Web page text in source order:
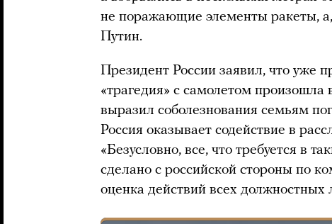
не поражающие элементы ракеты, а,
Путин.
Президент России заявил, что уже
«трагедия» с самолетом произошла
выразил соболезнования семьям
Россия оказывает содействие в
«Безусловно, все, что требуется в
сделано с российской стороны по
оценка действий всех